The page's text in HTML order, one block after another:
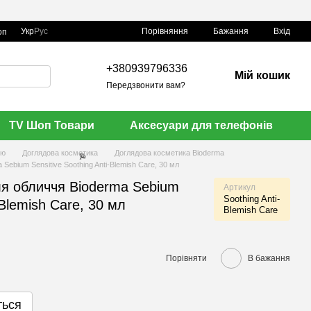
УкрРус Порівняння Бажання Вхід
+380939796336
Передзвонити вам?
Мій кошик
TV Шоп Товари Аксесуари для телефонів
Доглядова косметика
Доглядова косметика Bioderma
Sebium Sensitive Soothing Anti-Blemish Care, 30 мл
обличчя Bioderma Sebium
Care, 30 мл
Артикул
Soothing Anti-
Blemish Care
Порівняти В бажання